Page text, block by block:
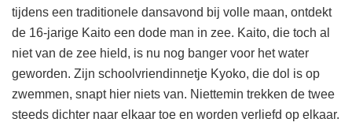
tijdens een traditionele dansavond bij volle maan, ontdekt
de 16-jarige Kaito een dode man in zee. Kaito, die toch al
niet van de zee hield, is nu nog banger voor het water
geworden. Zijn schoolvriendinnetje Kyoko, die dol is op
zwemmen, snapt hier niets van. Niettemin trekken de twee
steeds dichter naar elkaar toe en worden verliefd op elkaar.